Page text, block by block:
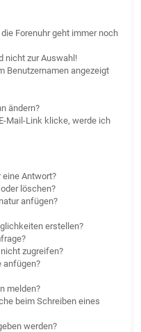
Forenuhr geht immer noch
nicht zur Auswahl!
Benutzernamen angezeigt
ändern?
Mail-Link klicke, werde ich
Antwort?
löschen?
anfügen?
erstellen?
zugreifen?
anfügen?
melden?
beim Schreiben eines
werden?